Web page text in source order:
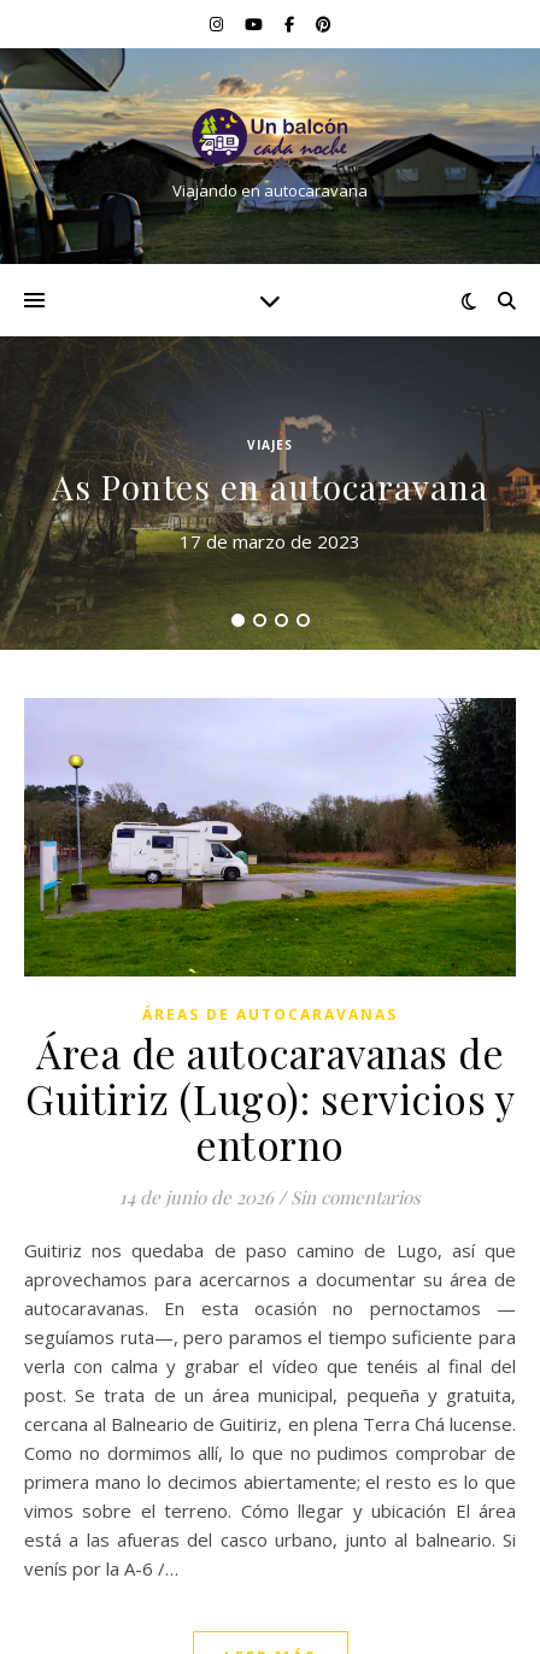
Viajando en autocaravana
VIAJES
As Pontes en autocaravana
17 de marzo de 2023
ÁREAS DE AUTOCARAVANAS
Área de autocaravanas de
Guitiriz (Lugo): servicios y
entorno
14 de junio de 2026 / Sin comentarios
Guitiriz nos quedaba de paso camino de Lugo, así que
aprovechamos para acercarnos a documentar su área de
autocaravanas. En esta ocasión no pernoctamos —
seguíamos ruta—, pero paramos el tiempo suficiente para
verla con calma y grabar el vídeo que tenéis al final del
post. Se trata de un área municipal, pequeña y gratuita,
cercana al Balneario de Guitiriz, en plena Terra Chá lucense.
Como no dormimos allí, lo que no pudimos comprobar de
primera mano lo decimos abiertamente; el resto es lo que
vimos sobre el terreno. Cómo llegar y ubicación El área
está a las afueras del casco urbano, junto al balneario. Si
venís por la A-6 /…